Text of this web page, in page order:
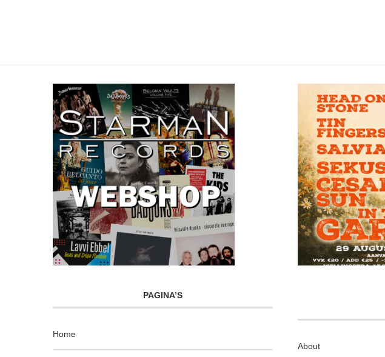
PAGINA’S
Home
About